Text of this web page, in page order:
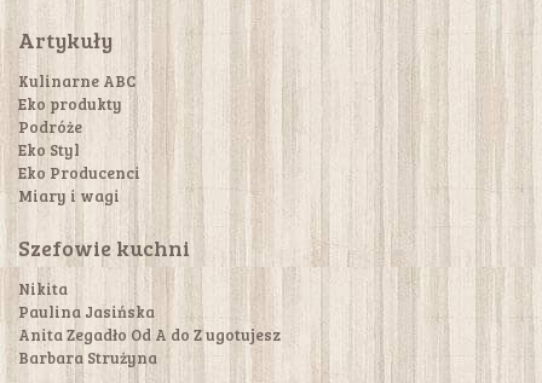
Artykuły
Kulinarne ABC
Eko produkty
Podróże
Eko Styl
Eko Producenci
Miary i wagi
Szefowie kuchni
Nikita
Paulina Jasińska
Anita Zegadło Od A do Z ugotujesz
Barbara Strużyna